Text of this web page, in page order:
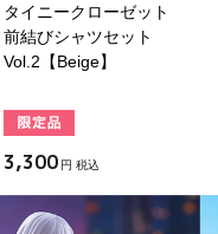
タイニークローゼット
前結びシャツセット
Vol.2【Beige】
3,300 円 税込